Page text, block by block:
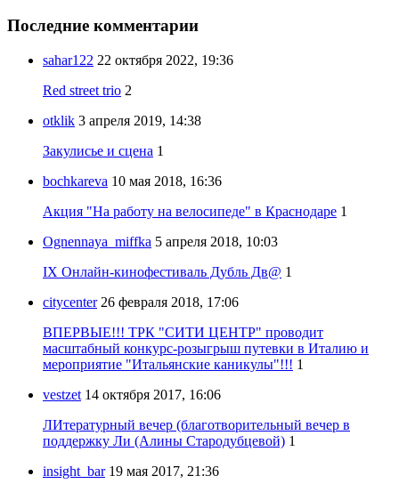
Последние комментарии
sahar122 22 октября 2022, 19:36
Red street trio 2
otklik 3 апреля 2019, 14:38
Закулисье и сцена 1
bochkareva 10 мая 2018, 16:36
Акция "На работу на велосипеде" в Краснодаре 1
Ognennaya_miffka 5 апреля 2018, 10:03
IX Онлайн-кинофестиваль Дубль Дв@ 1
citycenter 26 февраля 2018, 17:06
ВПЕРВЫЕ!!! ТРК "СИТИ ЦЕНТР" проводит
масштабный конкурс-розыгрыш путевки в Италию и
мероприятие "Итальянские каникулы"!!! 1
vestzet 14 октября 2017, 16:06
ЛИтературный вечер (благотворительный вечер в
поддержку Ли (Алины Стародубцевой) 1
insight_bar 19 мая 2017, 21:36